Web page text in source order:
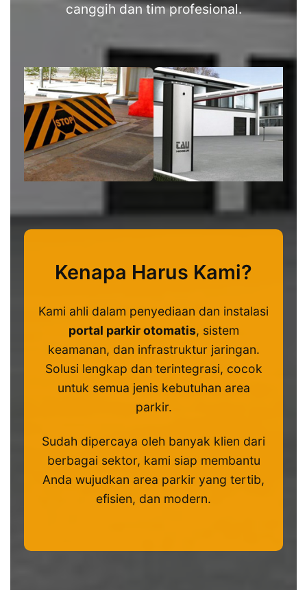
canggih dan tim profesional.
Kenapa Harus Kami?
Kami ahli dalam penyediaan dan instalasi
portal parkir otomatis, sistem
keamanan, dan infrastruktur jaringan.
Solusi lengkap dan terintegrasi, cocok
untuk semua jenis kebutuhan area
parkir.
Sudah dipercaya oleh banyak klien dari
berbagai sektor, kami siap membantu
Anda wujudkan area parkir yang tertib,
efisien, dan modern.